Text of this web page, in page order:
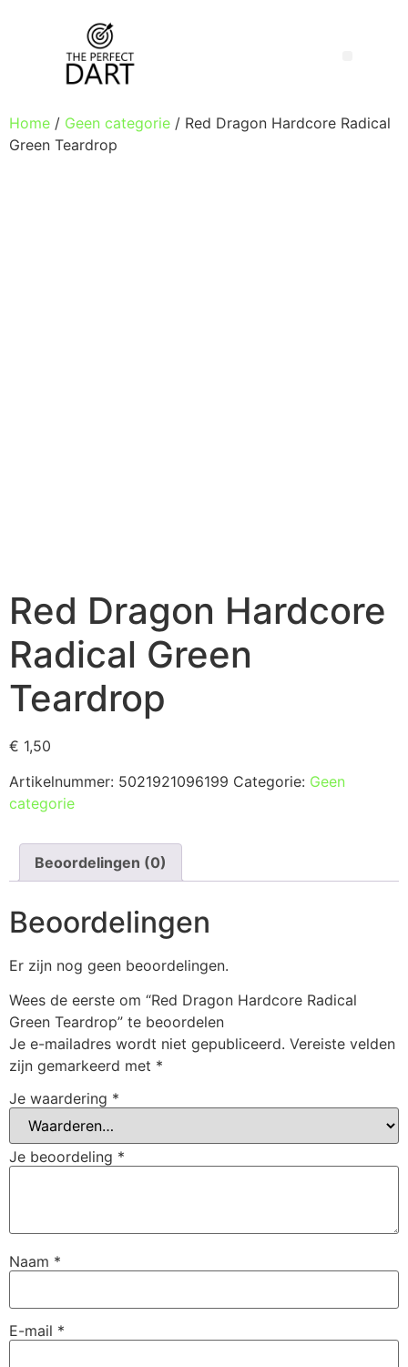
Home / Geen categorie / Red Dragon Hardcore Radical
Green Teardrop
Red Dragon Hardcore
Radical Green
Teardrop
€ 1,50
Artikelnummer: 5021921096199 Categorie: Geen
categorie
Beoordelingen (0)
Beoordelingen
Er zijn nog geen beoordelingen.
Wees de eerste om “Red Dragon Hardcore Radical
Green Teardrop” te beoordelen
Je e-mailadres wordt niet gepubliceerd. Vereiste velden
zijn gemarkeerd met *
Je waardering *
Je beoordeling *
Naam *
E-mail *